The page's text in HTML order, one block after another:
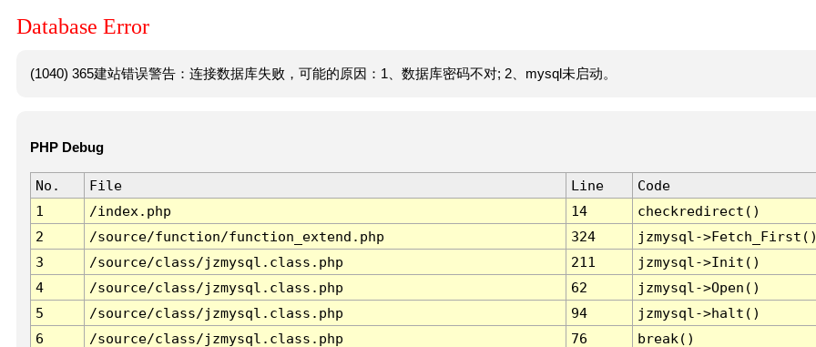
Database Error
(1040) 365建站错误警告：连接数据库失败，可能的原因：1、数据库密码不对; 2、mysql未启动。
PHP Debug
No. File Line
Code
1
/index.php 14
checkredirect()
2
/source/function/function_extend.php 324
jzmysql-
3
/source/class/jzmysql.class.php 211
jzmysql->Init()
4
/source/class/jzmysql.class.php 62
jzmysql->Open()
5
/source/class/jzmysql.class.php 94
jzmysql->halt()
6
/source/class/jzmysql.class.php 76 break()